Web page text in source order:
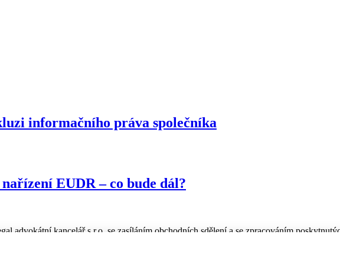
informačního práva společníka
EUDR – co bude dál?
advokátní kancelář s.r.o. se zasíláním obchodních sdělení a se zpracováním